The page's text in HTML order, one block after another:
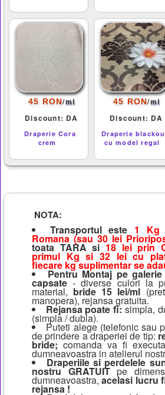
45 RON/ml
Discount: DA
Draperie Cora
crem
45 RON/ml
Discount: DA
Draperie
cu model regal
NOTA:
Transportul este 1 Kg
Romana (sau 30 lei
toata TARA si 18 lei prin
primul Kg si 32 lei cu
fiecare kg suplimentar se
Pentru Montaj pe
capsate - diverse culori la
material, bride 15 lei/ml
manopera), rejansa gratuita.
Rejansa poate fi: simpla,
(simpla / dubla).
Puteti alege (telefonic sau
de prindere a draperiei de tip:
bride; comanda va fi
dumneavoastra in atelierul
Draperiile si perdelele
nostru GRATUITpe
dumneavoastra, acelasi lucru
rejansa !